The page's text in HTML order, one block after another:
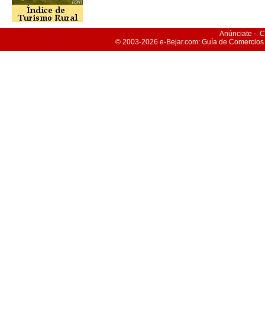
Anúnciate -
© 2003-2026 e-Bejar.com: Guía de